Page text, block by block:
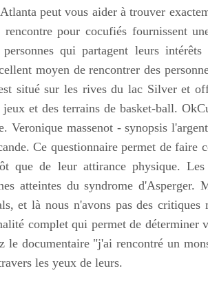
peut vous aider à trouver
pour cocufiés fournissent
qui partagent leurs
moyen de rencontrer des
situé sur les rives du lac Silver et
et des terrains de basket-ball.
Veronique massenot - synopsis
Ce questionnaire permet de faire
que de leur attirance physique. Les
atteintes du syndrome d'Asperger.
et là nous n'avons pas des
complet qui permet de déterminer
le documentaire "j'ai rencontré un
les yeux de leurs.